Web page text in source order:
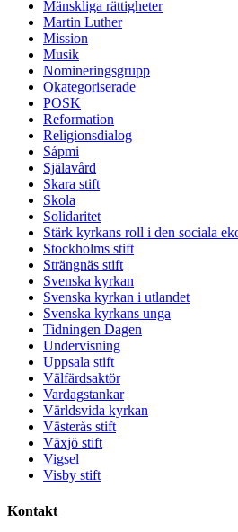
Mänskliga rättigheter
Martin Luther
Mission
Musik
Nomineringsgrupp
Okategoriserade
POSK
Reformation
Religionsdialog
Sápmi
Själavård
Skara stift
Skola
Solidaritet
Stärk kyrkans roll i den sociala
Stockholms stift
Strängnäs stift
Svenska kyrkan
Svenska kyrkan i utlandet
Svenska kyrkans unga
Tidningen Dagen
Undervisning
Uppsala stift
Välfärdsaktör
Vardagstankar
Världsvida kyrkan
Västerås stift
Växjö stift
Vigsel
Visby stift
Kontakt